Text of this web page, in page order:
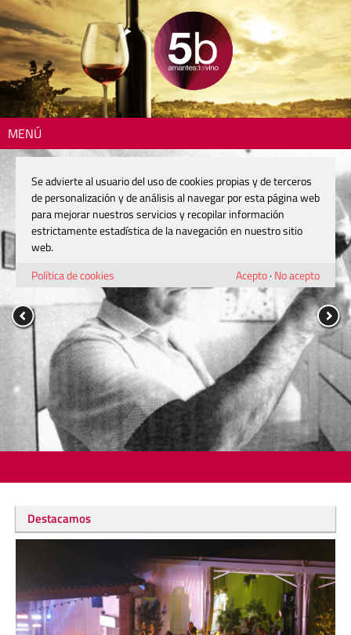
MENÚ
Destacamos
Se advierte al usuario del uso de cookies propias y de terceros
de personalización y de análisis al navegar por esta página web
para mejorar nuestros servicios y recopilar información
estrictamente estadística de la navegación en nuestro sitio
web.
Política de cookies
Acepto· No acepto